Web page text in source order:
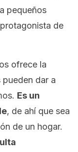
pequeños
de
ofrece la
dar a
Es un
, de ahí que sea
de un hogar.